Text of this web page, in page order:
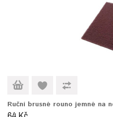
Ruční brusné rouno jemné na